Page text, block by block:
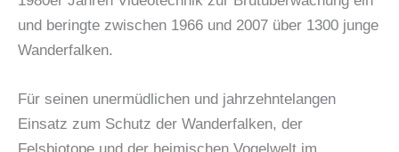
und beringte zwischen 1966 und 2007 über 1300 junge
Wanderfalken.
Für seinen unermüdlichen und jahrzehntelangen
Einsatz zum Schutz der Wanderfalken, der